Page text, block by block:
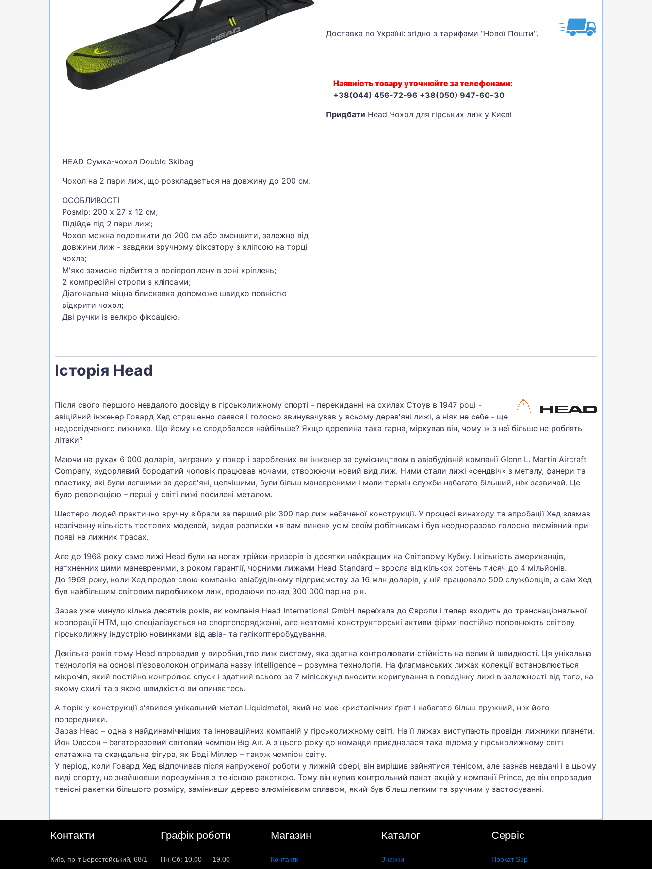
САМОКАТИ
ТЕНІС, БАДМІНТОН
ВОДНІ ВИДИ СПОРТУ
HEAD Сумка-чохол Double Skibag
Чохол на 2 пари лиж, що розкладається на довжину до 200 см.
ОСОБЛИВОСТІ
Розмір: 200 х 27 х 12 см;
Підійде під 2 пари лиж;
Чохол можна подовжити до 200 см або зменшити, залежно від
довжини лиж - завдяки зручному фіксатору з кліпсою на торці
чохла;
М'яке захисне підбиття з поліпропілену в зоні кріплень;
2 компресійні стропи з кліпсами;
Діагональна міцна блискавка допоможе швидко повністю
відкрити чохол;
Дві ручки із велкро фіксацією.
Доставка по Україні: згідно з тарифами "Нової Пошти".
Наявність товару уточнюйте за телефонами:
+38(044) 456-72-96 +38(050) 947-60-30
Придбати Head Чохол для гірських лиж у Києві
Історія Head
Після свого першого невдалого досвіду в гірськолижному спорті - перекиданні на схилах Стоув в 1947 році -
авіційний інженер Говард Хед страшенно лаявся і голосно звинувачував у всьому дерев'яні лижі, а ніяк не себе - ще
недосвідченого лижника. Що йому не сподобалося найбільше? Якщо деревина така гарна, міркував він, чому ж з неї більше не роблять
літаки?
Маючи на руках 6 000 доларів, виграних у покер і зароблених як інженер за сумісництвом в авіабудівній компанії Glenn L. Martin Aircraft
Company, худорлявий бородатий чоловік працював ночами, створюючи новий вид лиж. Ними стали лижі «сендвіч» з металу, фанери та
пластику, які були легшими за дерев'яні, цепчішими, були більш маневреними і мали термін служби набагато більший, ніж зазвичай. Це
було революцією – перші у світі лижі посилені металом.
Шестеро людей практично вручну зібрали за перший рік 300 пар лиж небаченої конструкції. У процесі винаходу та апробації Хед зламав
незліченну кількість тестових моделей, видав розписки «я вам винен» усім своїм робітникам і був неодноразово голосно висміяний при
появі на лижних трасах.
Але до 1968 року саме лижі Head були на ногах трійки призерів із десятки найкращих на Світовому Кубку. І кількість американців,
натхненних цими маневреними, з роком гарантії, чорними лижами Head Standard – зросла від кількох сотень тисяч до 4 мільйонів.
До 1969 року, коли Хед продав свою компанію авіабудівному підприємству за 16 млн доларів, у ній працювало 500 службовців, а сам Хед
був найбільшим світовим виробником лиж, продаючи понад 300 000 пар на рік.
Зараз уже минуло кілька десятків років, як компанія Head International GmbH переїхала до Європи і тепер входить до транснаціональної
корпорації HTM, що спеціалізується на спортспорядженні, але невтомні конструкторські активи фірми постійно поповнюють світову
гірськолижну індустрію новинками від авіа- та гелікоптеробудування.
Декілька років тому Head впровадив у виробництво лиж систему, яка здатна контролювати стійкість на великій швидкості. Ця унікальна
технологія на основі п'єзоволокон отримала назву intelligence – розумна технологія. На флагманських лижах колекції встановлюється
мікрочіп, який постійно контролює спуск і здатний всього за 7 мілісекунд вносити коригування в поведінку лижі в залежності від того, на
якому схилі та з якою швидкістю ви опиняєтесь.
А торік у конструкції з'явився унікальний метал Liquidmetal, який не має кристалічних ґрат і набагато більш пружний, ніж його
попередники.
Зараз Head – одна з найдинамічніших та інноваційних компаній у гірськолижному світі. На її лижах виступають провідні лижники планети.
Йон Олссон – багаторазовий світовий чемпіон Big Air. А з цього року до команди приєдналася така відома у гірськолижному світі
епатажна та скандальна фігура, як Боді Міллер – також чемпіон світу.
У період, коли Говард Хед відпочивав після напруженої роботи у лижній сфері, він вирішив зайнятися тенісом, але зазнав невдачі і в цьому
виді спорту, не знайшовши порозуміння з тенісною ракеткою. Тому він купив контрольний пакет акцій у компанії Prince, де він впровадив
тенісні ракетки більшого розміру, замінивши дерево алюмінієвим сплавом, який був більш легким та зручним у застосуванні.
Контакти
Київ, пр-т Берестейський, 68/1
Графік роботи
Пн-Сб: 10.00 — 19.00
Магазин
Контакти
Каталог
Знижки
Сервіс
Прокат Sup